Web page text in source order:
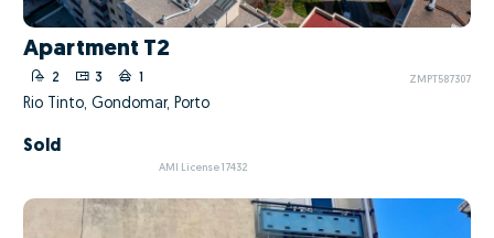
Apartment T2
2 3 1 ZMPT587307
Rio Tinto, Gondomar, Porto
Sold
AMI License 17432